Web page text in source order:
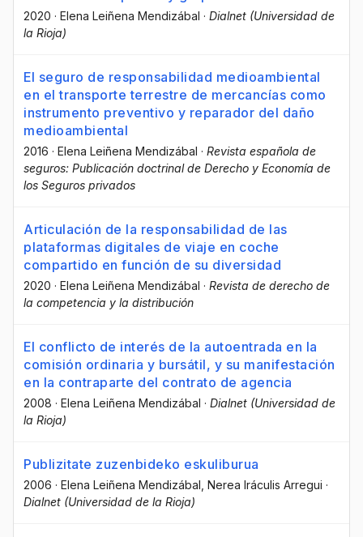
2020 · Elena Leiñena Mendizábal · Dialnet (Universidad de
la Rioja)
El seguro de responsabilidad medioambiental
en el transporte terrestre de mercancías como
instrumento preventivo y reparador del daño
medioambiental
2016 · Elena Leiñena Mendizábal · Revista española de
seguros: Publicación doctrinal de Derecho y Economía de
los Seguros privados
Articulación de la responsabilidad de las
plataformas digitales de viaje en coche
compartido en función de su diversidad
2020 · Elena Leiñena Mendizábal · Revista de derecho de
la competencia y la distribución
El conflicto de interés de la autoentrada en la
comisión ordinaria y bursátil, y su manifestación
en la contraparte del contrato de agencia
2008 · Elena Leiñena Mendizábal · Dialnet (Universidad de
la Rioja)
Publizitate zuzenbideko eskuliburua
2006 · Elena Leiñena Mendizábal , Nerea Iráculis Arregui ·
Dialnet (Universidad de la Rioja)